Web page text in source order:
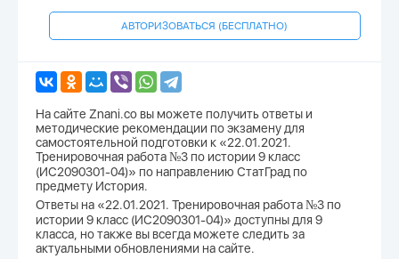
АВТОРИЗОВАТЬСЯ (БЕСПЛАТНО)
На сайте Znani.co вы можете получить ответы и
методические рекомендации по экзамену для
самостоятельной подготовки к «22.01.2021.
Тренировочная работа №3 по истории 9 класс
(ИС2090301-04)» по направлению СтатГрад по
предмету История.
Ответы на «22.01.2021. Тренировочная работа №3 по
истории 9 класс (ИС2090301-04)» доступны для 9
класса, но также вы всегда можете следить за
актуальными обновлениями на сайте.